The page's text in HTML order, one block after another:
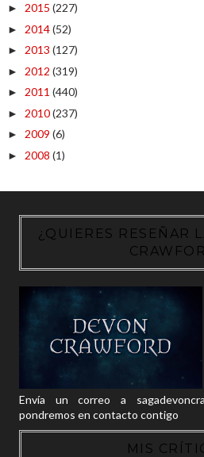
► 2015 (227)
► 2014(52)
► 2013 (127)
► 2012 (319)
► 2011 (440)
► 2010(237)
► 2009 (6)
► 2008 (1)
¿QUIERES RESEÑAR
Envía un correo a
pondremos en contacto contigo
MIS